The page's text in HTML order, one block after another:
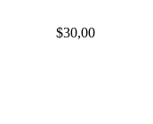
$30,00